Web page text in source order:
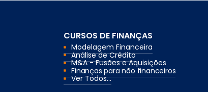
CURSOS DE FINANÇAS
Modelagem Financeira
Análise de Crédito
M&A - Fusões e Aquisições
Finanças para não financeiros
Ver Todos...